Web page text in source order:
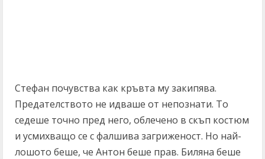
Стефан почувства как кръвта му закипява.
Предателството не идваше от непознати. То
седеше точно пред него, облечено в скъп костюм
и усмихващо се с фалшива загриженост. Но най-
лошото беше, че Антон беше прав. Биляна беше